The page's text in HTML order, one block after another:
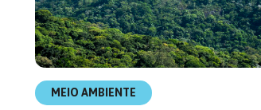
MEIO AMBIENTE